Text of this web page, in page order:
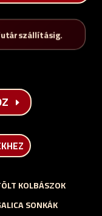
KOLBÁSZOK
SONKÁK